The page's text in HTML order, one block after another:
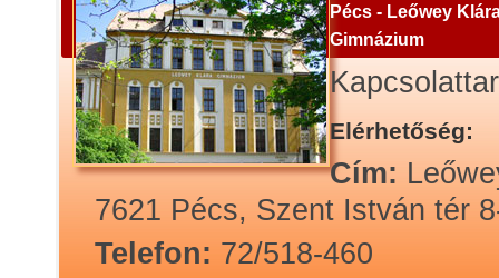
Pécs - Leőwey
Gimnázium
Elérhetőség:
Cím:
7621 Pécs, Szent István tér
Telefon: 72/518-460